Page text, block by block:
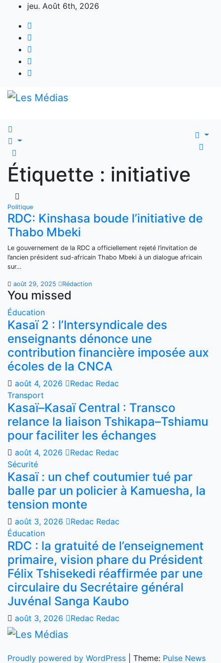
content
jeu. Août 6th, 2026
Étiquette : initiative
Politique
RDC: Kinshasa boude l’initiative de
Thabo Mbeki
Le gouvernement de la RDC a officiellement rejeté l’invitation de
l’ancien président sud-africain Thabo Mbeki à un dialogue africain
sur…
août 29, 2025 Rédaction
You missed
Éducation
Kasaï 2 : l’Intersyndicale des
enseignants dénonce une
contribution financière imposée aux
écoles de la CNCA
août 4, 2026
Redac Redac
Transport
Kasaï–Kasaï Central : Transco
relance la liaison Tshikapa–Tshiamu
pour faciliter les échanges
août 4, 2026
Redac Redac
Sécurité
Kasaï : un chef coutumier tué par
balle par un policier à Kamuesha, la
tension monte
août 3, 2026
Redac Redac
Éducation
RDC : la gratuité de l’enseignement
primaire, vision phare du Président
Félix Tshisekedi réaffirmée par une
circulaire du Secrétaire général
Juvénal Sanga Kaubo
août 3, 2026 Redac Redac
Proudly powered by WordPress Theme: Pulse News